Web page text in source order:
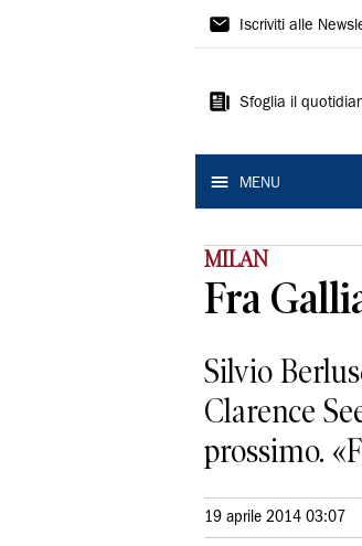
Gazzetta
Modena
Iscriviti alle
Sfoglia il
MENU
MILAN
Fra
Silvio
Clarence
prossimo.
19 aprile 2014 03:07